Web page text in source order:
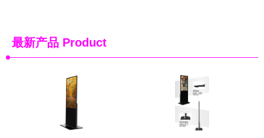
最新产品 Product